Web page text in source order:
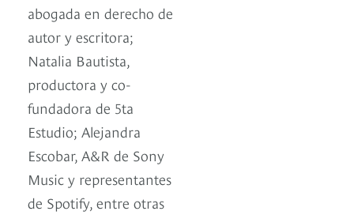
abogada en derecho de
autor y escritora;
Natalia Bautista,
productora y co-
fundadora de 5ta
Estudio; Alejandra
Escobar, A&R de Sony
Music y representantes
de Spotify, entre otras